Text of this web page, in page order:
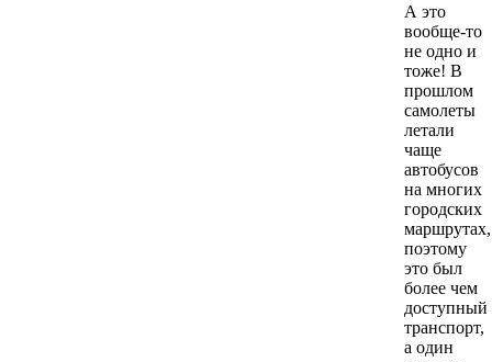
А это
вообще-то
не одно и
тоже! В
прошлом
самолеты
летали
чаще
автобусов
на многих
городских
маршрутах,
поэтому
это был
более чем
доступный
транспорт,
а один